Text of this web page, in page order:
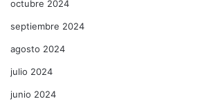
octubre 2024
septiembre 2024
agosto 2024
julio 2024
junio 2024